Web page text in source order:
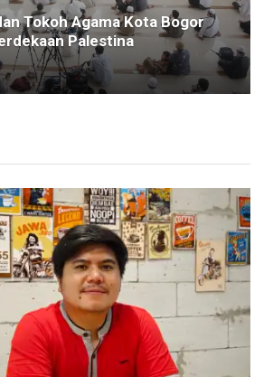
Tokoh Agama Kota Bogor
Palestina